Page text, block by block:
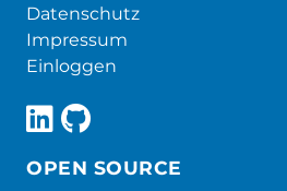
Datenschutz
Impressum
Einloggen
OPEN SOURCE